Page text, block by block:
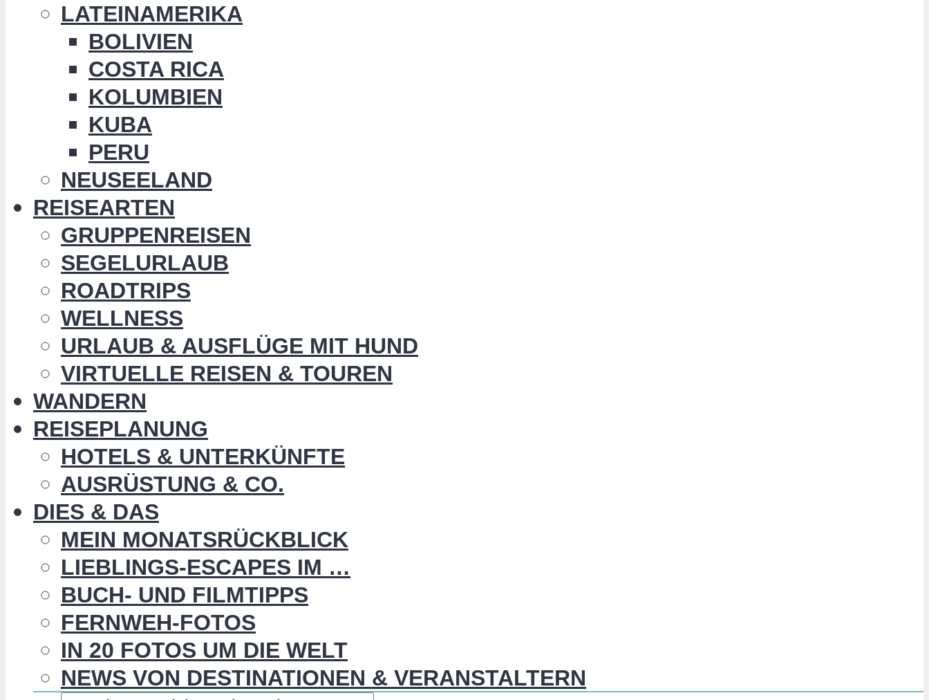
LATEINAMERIKA
BOLIVIEN
COSTA RICA
KOLUMBIEN
KUBA
PERU
NEUSEELAND
REISEARTEN
GRUPPENREISEN
SEGELURLAUB
ROADTRIPS
WELLNESS
URLAUB & AUSFLÜGE MIT HUND
VIRTUELLE REISEN & TOUREN
WANDERN
REISEPLANUNG
HOTELS & UNTERKÜNFTE
AUSRÜSTUNG & CO.
DIES & DAS
MEIN MONATSRÜCKBLICK
LIEBLINGS-ESCAPES IM …
BUCH- UND FILMTIPPS
FERNWEH-FOTOS
IN 20 FOTOS UM DIE WELT
NEWS VON DESTINATIONEN & VERANSTALTERN